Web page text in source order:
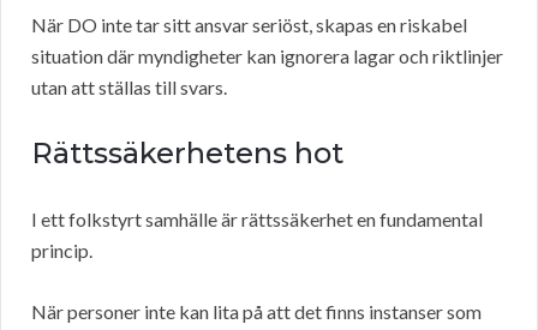
När DO inte tar sitt ansvar seriöst, skapas en riskabel
situation där myndigheter kan ignorera lagar och riktlinjer
utan att ställas till svars.
Rättssäkerhetens hot
I ett folkstyrt samhälle är rättssäkerhet en fundamental
princip.
När personer inte kan lita på att det finns instanser som